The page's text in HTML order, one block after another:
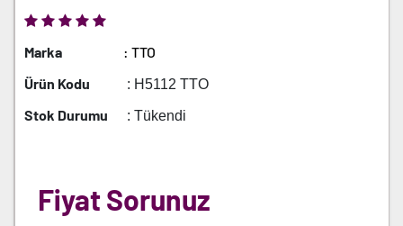
Marka
: TTO
Ürün Kodu
: H5112 TTO
Stok Durumu : Tükendi
Fiyat Sorunuz